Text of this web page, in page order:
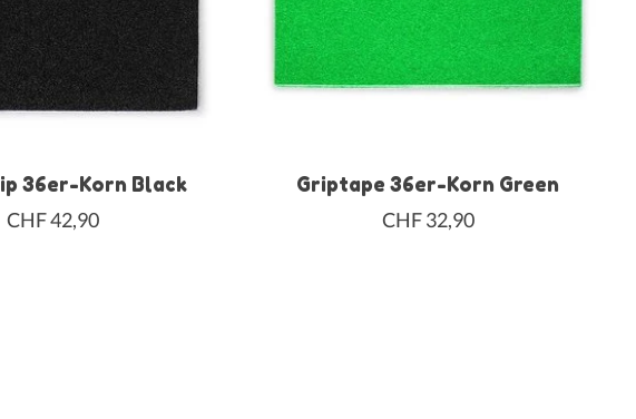
36er-Korn Black
CHF 42,90
Griptape 36er-Korn Green
CHF 32,90